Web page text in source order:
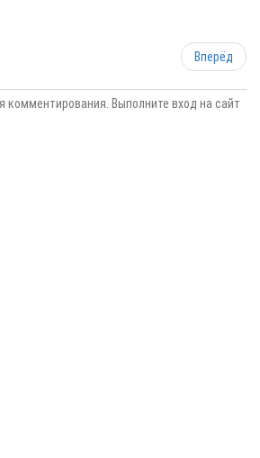
Вперёд
комментирования. Выполните вход на сайт